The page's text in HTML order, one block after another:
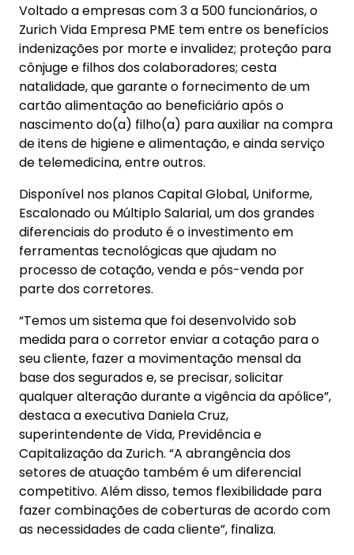
Voltado a empresas com 3 a 500 funcionários, o
Zurich Vida Empresa PME tem entre os benefícios
indenizações por morte e invalidez; proteção para
cônjuge e filhos dos colaboradores; cesta
natalidade, que garante o fornecimento de um
cartão alimentação ao beneficiário após o
nascimento do(a) filho(a) para auxiliar na compra
de itens de higiene e alimentação, e ainda serviço
de telemedicina, entre outros.
Disponível nos planos Capital Global, Uniforme,
Escalonado ou Múltiplo Salarial, um dos grandes
diferenciais do produto é o investimento em
ferramentas tecnológicas que ajudam no
processo de cotação, venda e pós-venda por
parte dos corretores.
“Temos um sistema que foi desenvolvido sob
medida para o corretor enviar a cotação para o
seu cliente, fazer a movimentação mensal da
base dos segurados e, se precisar, solicitar
qualquer alteração durante a vigência da apólice”,
destaca a executiva Daniela Cruz,
superintendente de Vida, Previdência e
Capitalização da Zurich. “A abrangência dos
setores de atuação também é um diferencial
competitivo. Além disso, temos flexibilidade para
fazer combinações de coberturas de acordo com
as necessidades de cada cliente”, finaliza.